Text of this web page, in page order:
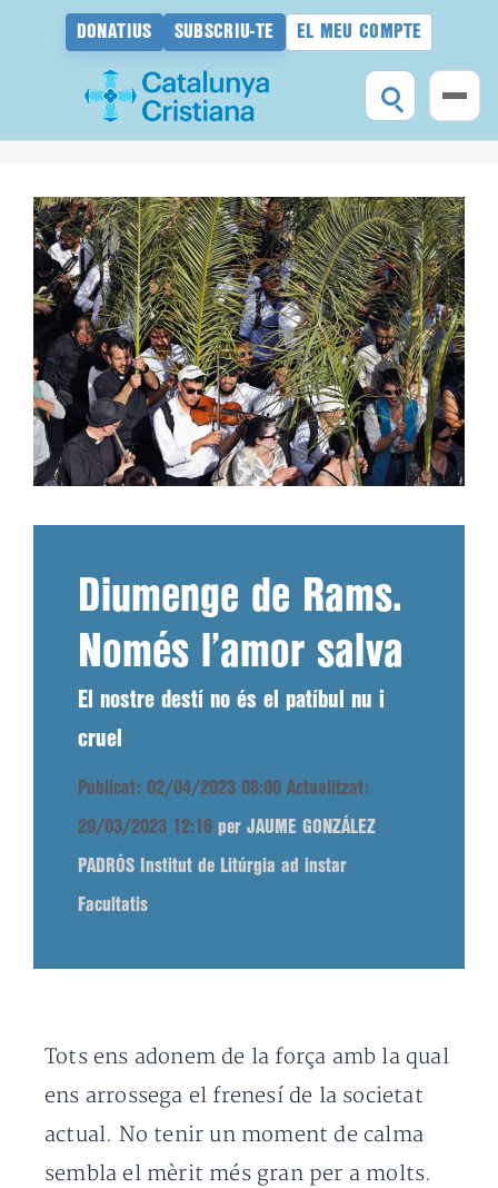
DONATIUS SUBSCRIU-TE EL MEU COMPTE
contingut
Diumenge de Rams.
Només l’amor salva
El nostre destí no és el patíbul nu i
cruel
Publicat: 02/04/2023 08:00 Actualitzat:
29/03/2023 12:16 per JAUME GONZÁLEZ
PADRÓS Institut de Litúrgia ad instar
Facultatis
Tots ens adonem de la força amb la qual
ens arrossega el frenesí de la societat
actual. No tenir un moment de calma
sembla el mèrit més gran per a molts.